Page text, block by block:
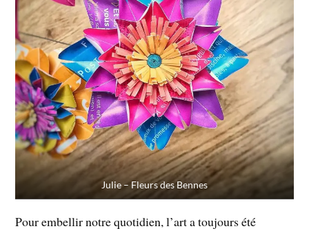
Julie – Fleurs des Bennes
Pour embellir notre quotidien, l’art a toujours été